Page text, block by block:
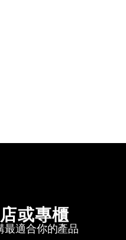
或專櫃
最適合你的產品